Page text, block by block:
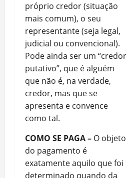
próprio credor (situação
mais comum), o seu
representante (seja legal,
judicial ou convencional).
Pode ainda ser um “credor
putativo”, que é alguém
que não é, na verdade,
credor, mas que se
apresenta e convence
como tal.
COMO SE PAGA – O objeto
do pagamento é
exatamente aquilo que foi
determinado quando da